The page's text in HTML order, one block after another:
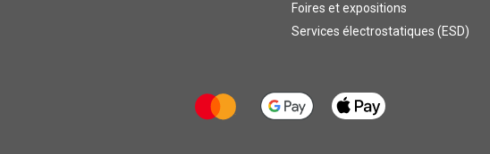
Foires et expositions
Services électrostatiques (ESD)